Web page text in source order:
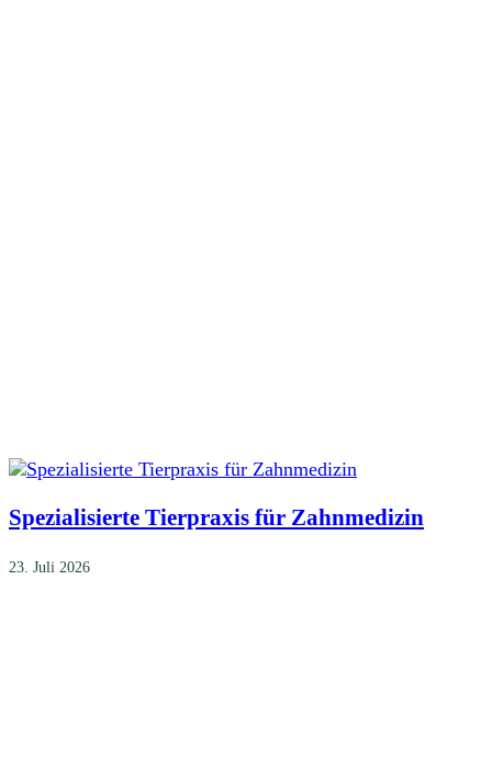
Spezialisierte Tierpraxis für Zahnmedizin
23. Juli 2026